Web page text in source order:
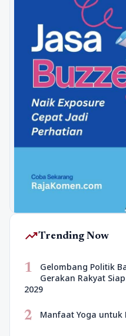
trending_upTrending Now
1
Gelombang Politik
Gerakan Rakyat
2029
2 Manfaat Yoga untuk